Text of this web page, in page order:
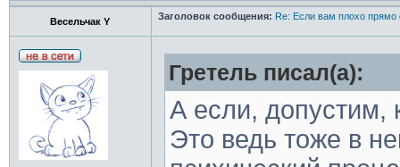
Весельчак Y Заголовок сообщения: Re: Если вам плохо прямо
Гретель писал(а):
А если, допустим,
Это ведь тоже в